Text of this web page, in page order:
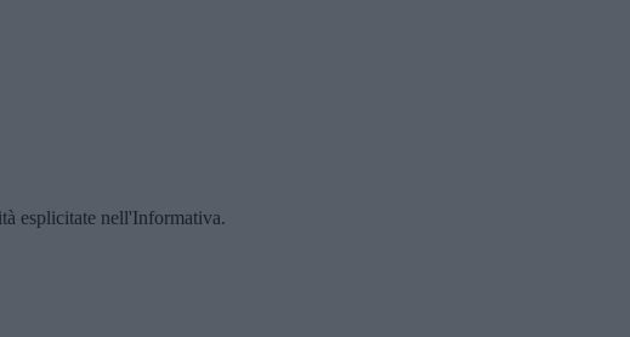
esplicitate nell'Informativa.